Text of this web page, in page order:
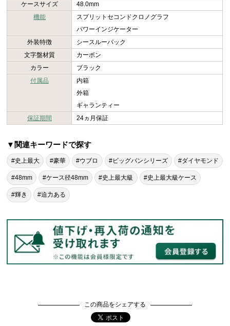
ケースサイズ
48.0mm
機能
スプリットセコンドクロノグラフ
パワーインジケーター
外装特徴
シースルーバック
文字盤材質
カーボン
カラー
ブラック
付属品
内箱
外箱
ギャランティー
保証期間
24ヵ月保証
▼関連キーワードで探す
#史上最大 #豪華 #ウブロ #ビッグバンシリーズ #ダイヤモンド
#48mm #ケース径48mm #史上最大級 #史上最大級ケース
#輝き #迫力ある
この商品をシェアする